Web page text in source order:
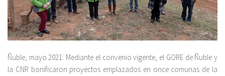
Ñuble, mayo 2021: Mediante el convenio vigente, el GORE de Ñuble y
la CNR bonificaron proyectos emplazados en once comunas de la